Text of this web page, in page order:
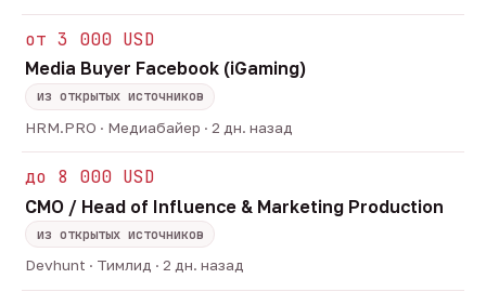
от 3 000 USD
Media Buyer Facebook (iGaming)
из открытых источников
HRM.PRO · Медиабайер · 2 дн. назад
до 8 000 USD
CMO / Head of Influence & Marketing Production
из открытых источников
Devhunt · Тимлид · 2 дн. назад